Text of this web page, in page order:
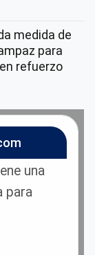
medida de
para
refuerzo
una
para